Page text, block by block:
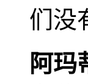
们没
阿玛